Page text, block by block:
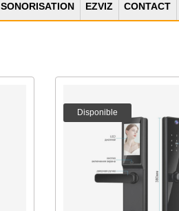
SONORISATION EZVIZ CONTACT
Disponible